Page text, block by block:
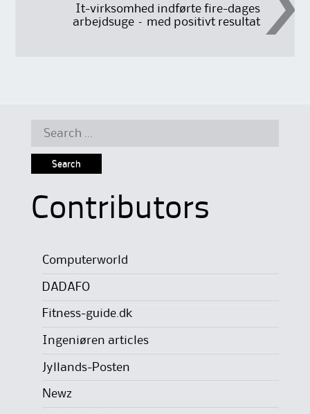
It-virksomhed indførte fire-dages
arbejdsuge – med positivt resultat
Search
Contributors
Computerworld
DADAFO
Fitness-guide.dk
Ingeniøren articles
Jyllands-Posten
Newz